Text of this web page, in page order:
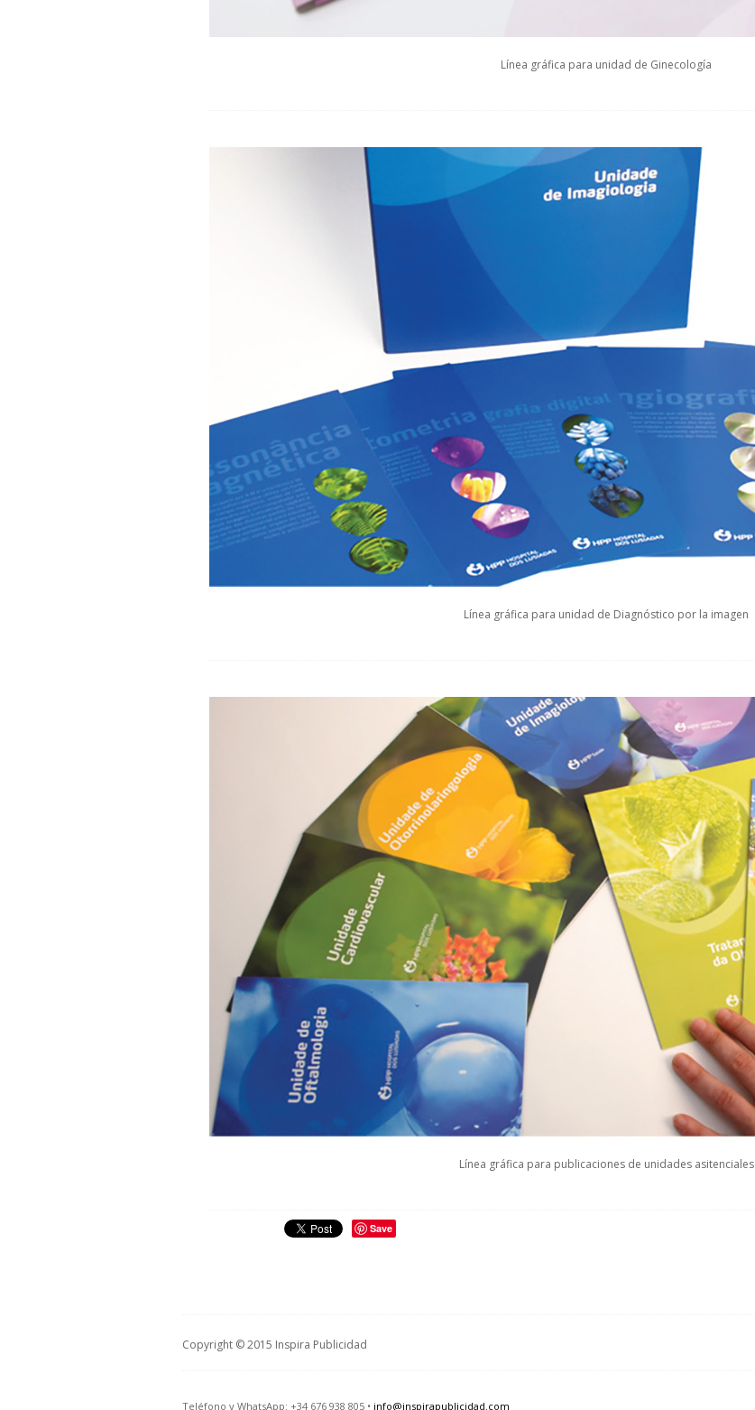
Línea gráfica para unidad de Ginecología
Línea gráfica para unidad de Diagnóstico por la imagen
Línea gráfica para publicaciones de unidades asitenciales
Save
Copyright © 2015 Inspira Publicidad
Teléfono y WhatsApp: +34 676 938 805 • info@inspirapublicidad.com